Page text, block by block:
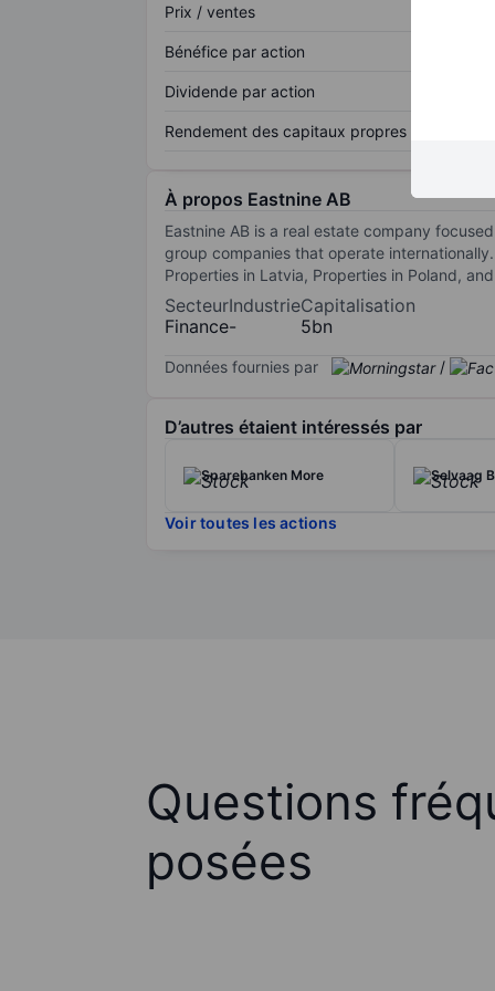
Prix / ventes
Bénéfice par action
Dividende par action
Rendement des capitaux propres
À propos Eastnine AB
Eastnine AB is a real estate company
group companies that operate
Properties in Latvia, Properties in Poland,
Secteur
Finance
Industrie
-
Capitalisation
5bn
Données fournies par /
D’autres étaient intéressés par
Sparebanken More Selvaag
Voir toutes les actions
Questions
posées